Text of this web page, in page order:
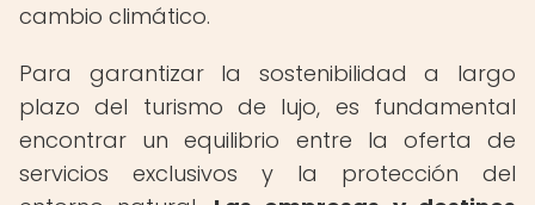
cambio climático.
Para garantizar la sostenibilidad a largo
plazo del turismo de lujo, es fundamental
encontrar un equilibrio entre la oferta de
servicios exclusivos y la protección del